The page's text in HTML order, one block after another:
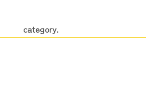
category.